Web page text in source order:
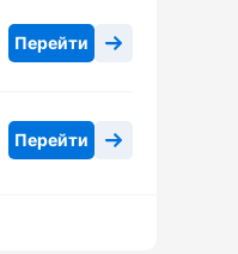
Перейти
Перейти